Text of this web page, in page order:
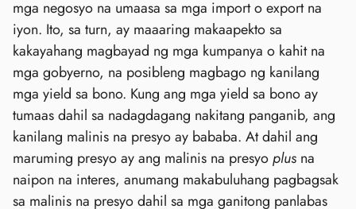
mga negosyo na umaasa sa mga import o export na
iyon. Ito, sa turn, ay maaaring makaapekto sa
kakayahang magbayad ng mga kumpanya o kahit na
mga gobyerno, na posibleng magbago ng kanilang
mga yield sa bono. Kung ang mga yield sa bono ay
tumaas dahil sa nadagdagang nakitang panganib, ang
kanilang malinis na presyo ay bababa. At dahil ang
maruming presyo ay ang malinis na presyoplus na
naipon na interes, anumang makabuluhang pagbagsak
sa malinis na presyo dahil sa mga ganitong panlabas